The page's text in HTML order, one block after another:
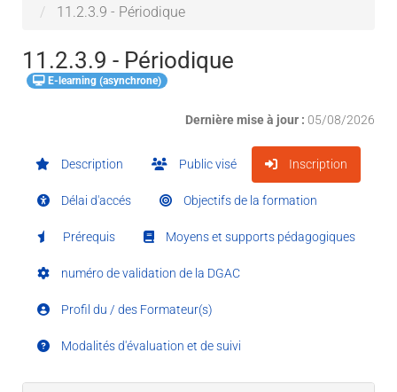
11.2.3.9 - Périodique
11.2.3.9 - Périodique
E-learning (asynchrone)
Dernière mise à jour : 05/08/2026
Description Public visé Inscription
Délai d'accés Objectifs de la formation
Prérequis Moyens et supports pédagogiques
numéro de validation de la DGAC
Profil du / des Formateur(s)
Modalités d'évaluation et de suivi